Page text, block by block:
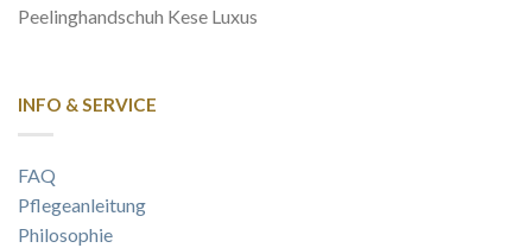
Peelinghandschuh Kese Luxus
INFO & SERVICE
FAQ
Pflegeanleitung
Philosophie